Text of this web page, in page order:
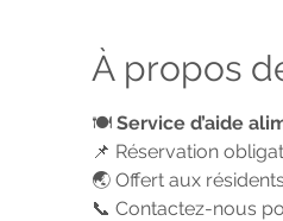
À propos
🍽️ Service d’aide
📌 Réservation
🌏 Offert aux
📞 Contactez-nous